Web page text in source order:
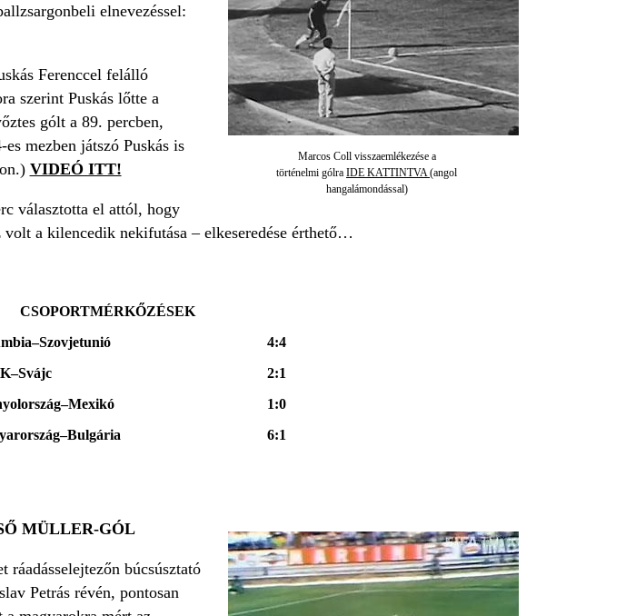
Marcos Coll visszaemlékezése a
történelmi gólra IDE KATTINTVA (angol
hangalámondással)
elnevezéssel:
Ferenccel felálló
szerint Puskás lőtte a
gólt a 89. percben,
mezben játszó Puskás is
VIDEÓ ITT!
választotta el attól, hogy
a kilencedik nekifutása – elkeseredése érthető…
CSOPORTMÉRKŐZÉSEK
4:4
2:1
1:0
6:1
MÜLLER-GÓL
búcsúsztató
Petrás révén, pontosan